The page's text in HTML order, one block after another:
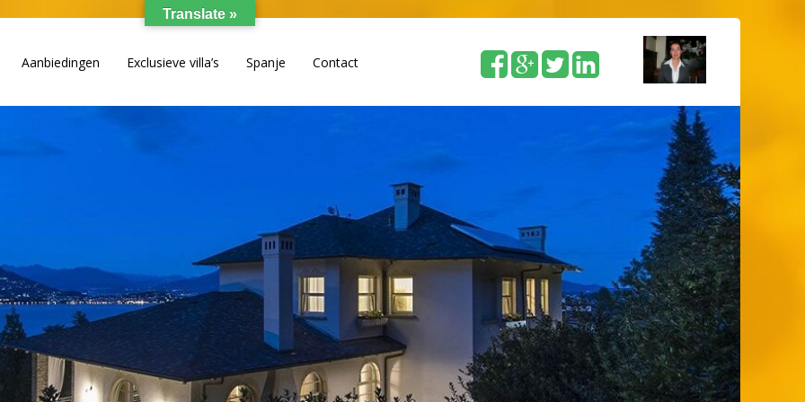
Aanbiedingen Exclusieve villa’s Spanje Contact
Translate »